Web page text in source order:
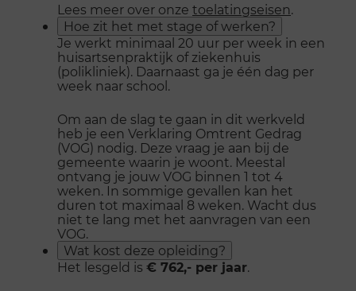
Lees meer over onze toelatingseisen.
Hoe zit het met stage of werken?
Je werkt minimaal 20 uur per week in een
huisartsenpraktijk of ziekenhuis
(polikliniek). Daarnaast ga je één dag per
week naar school.
Om aan de slag te gaan in dit werkveld
heb je een Verklaring Omtrent Gedrag
(VOG) nodig. Deze vraag je aan bij de
gemeente waarin je woont. Meestal
ontvang je jouw VOG binnen 1 tot 4
weken. In sommige gevallen kan het
duren tot maximaal 8 weken. Wacht dus
niet te lang met het aanvragen van een
VOG.
Wat kost deze opleiding?
Het lesgeld is € 762,- per jaar.